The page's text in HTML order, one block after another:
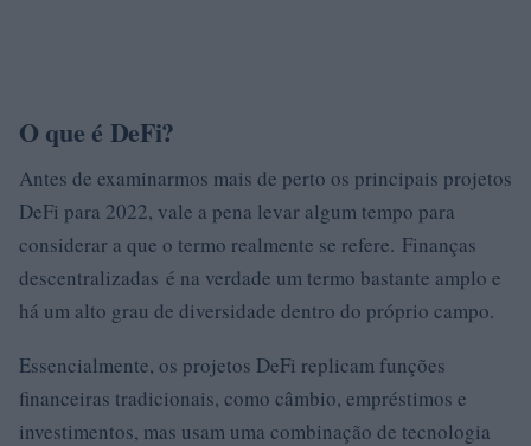
O que é DeFi?
Antes de examinarmos mais de perto os principais projetos
DeFi para 2022, vale a pena levar algum tempo para
considerar a que o termo realmente se refere. Finanças
descentralizadas é na verdade um termo bastante amplo e
há um alto grau de diversidade dentro do próprio campo.
Essencialmente, os projetos DeFi replicam funções
financeiras tradicionais, como câmbio, empréstimos e
investimentos, mas usam uma combinação de tecnologia